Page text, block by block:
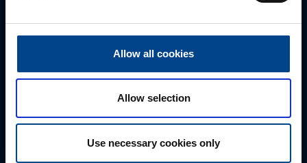
Allow all cookies
Allow selection
Use necessary cookies only
mark.milvek@utugroup.com
Perekonnanimi*